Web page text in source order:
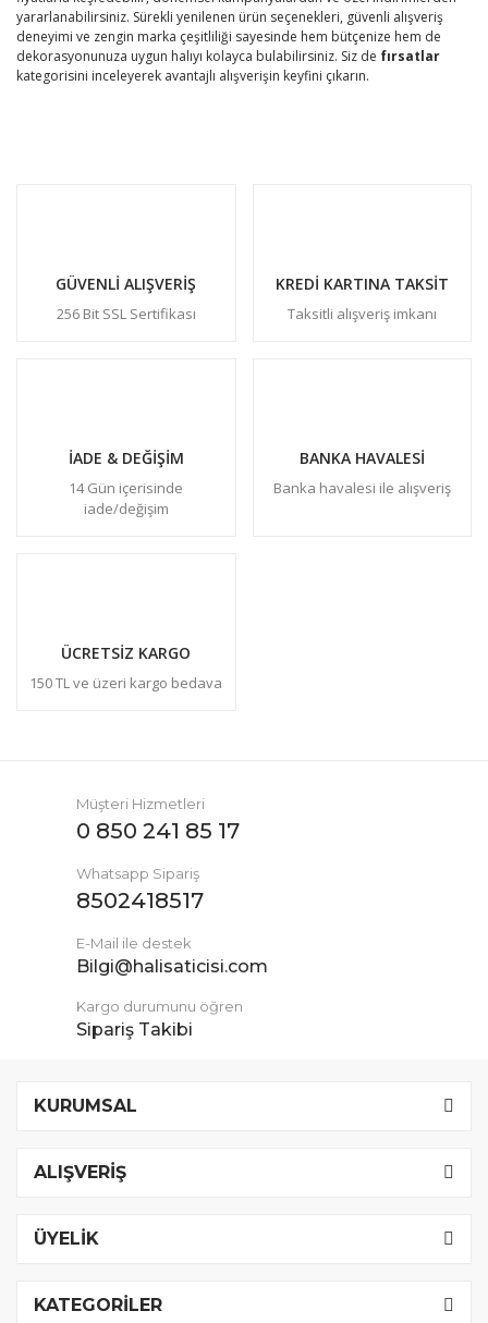
yararlanabilirsiniz. Sürekli yenilenen ürün seçenekleri, güvenli alışveriş
deneyimi ve zengin marka çeşitliliği sayesinde hem bütçenize hem de
dekorasyonunuza uygun halıyı kolayca bulabilirsiniz. Siz de fırsatlar
kategorisini inceleyerek avantajlı alışverişin keyfini çıkarın.
GÜVENLİ ALIŞVERİŞ
256 Bit SSL Sertifikası
KREDİ KARTINA TAKSİT
Taksitli alışveriş imkanı
İADE & DEĞİŞİM
14 Gün içerisinde
iade/değişim
BANKA HAVALESİ
Banka havalesi ile alışveriş
ÜCRETSİZ KARGO
150 TL ve üzeri kargo bedava
Müşteri Hizmetleri
0 850 241 85 17
Whatsapp Sipariş
8502418517
E-Mail ile destek
Bilgi@halisaticisi.com
Kargo durumunu öğren
Sipariş Takibi
KURUMSAL
ALIŞVERİŞ
ÜYELİK
KATEGORİLER